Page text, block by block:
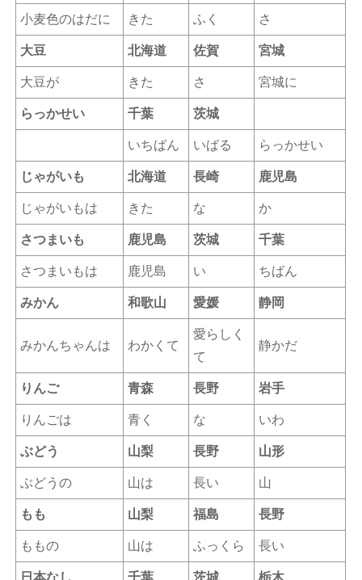
小麦色のはだに きた ふく さ
大豆 北海道 佐賀 宮城
大豆が きた さ 宮城に
らっかせい 千葉 茨城
いちばん いばる らっかせい
じゃがいも 北海道 長崎 鹿児島
じゃがいもは きた な か
さつまいも 鹿児島 茨城 千葉
さつまいもは 鹿児島 い ちばん
みかん 和歌山 愛媛 静岡
みかんちゃんは わかくて
愛らしく
て
静かだ
りんご 青森 長野 岩手
りんごは 青く な いわ
ぶどう 山梨 長野 山形
ぶどうの 山は 長い 山
もも 山梨 福島 長野
ももの 山は ふっくら 長い
日本なし 千葉 茨城 栃木